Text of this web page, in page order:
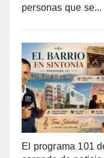
personas que se...
El programa 101